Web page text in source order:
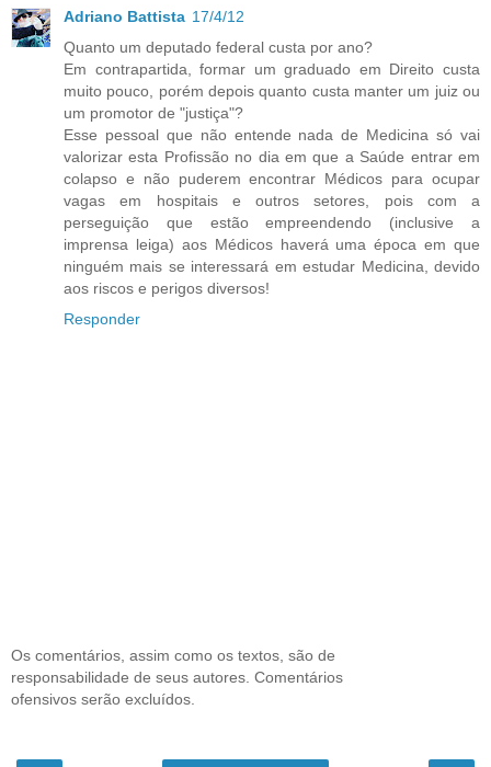
Adriano Battista 17/4/12
Quanto um deputado federal custa por ano?
Em contrapartida, formar um graduado em Direito custa
muito pouco, porém depois quanto custa manter um juiz ou
um promotor de "justiça"?
Esse pessoal que não entende nada de Medicina só vai
valorizar esta Profissão no dia em que a Saúde entrar em
colapso e não puderem encontrar Médicos para ocupar
vagas em hospitais e outros setores, pois com a
perseguição que estão empreendendo (inclusive a
imprensa leiga) aos Médicos haverá uma época em que
ninguém mais se interessará em estudar Medicina, devido
aos riscos e perigos diversos!
Responder
Os comentários, assim como os textos, são de
responsabilidade de seus autores. Comentários
ofensivos serão excluídos.